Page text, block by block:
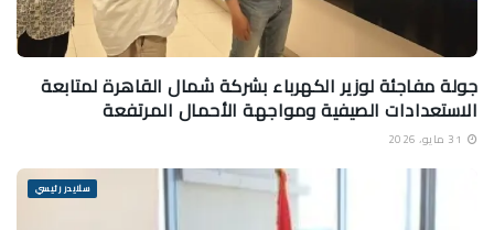
جولة مفاجئة لوزير الكهرباء بشركة شمال القاهرة لمتابعة
الاستعدادات الصيفية ومواجهة الأحمال المرتفعة
سلايدر رئيسي